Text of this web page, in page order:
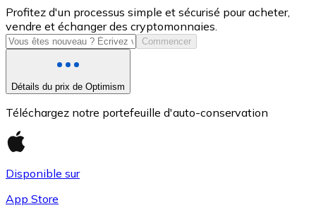
USD Coin
USDC
Profitez d'un processus simple et sécurisé pour acheter,
vendre et échanger des cryptomonnaies.
Commencer
Détails du prix de Optimism
Téléchargez notre portefeuille d'auto-conservation
Disponible sur
App Store